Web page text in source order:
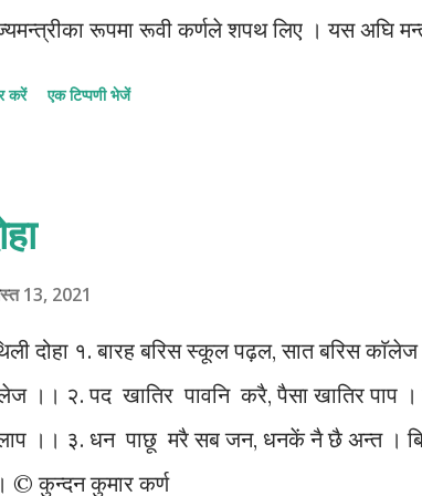
रूपमा रूवी कर्णले शपथ लिए । यस अघि
शपथ लिने सम्बन्धी अध्यादेश ल्याउने
शपथ लिने र शपथ ग्रहण पत्र मैथिलीमै हुनुपर्ने
तय भएको शपथ ग्रहण ४ बजेपछि मात्र शुरु भएको
राजेश झालाई मैथिली भाषामा लेखिएको
मैथिलीप्रतिको प्रेम र लगाव देखाएर प्रदेश नं.२...
करें एक टिप्पणी भेजें
13, 2021
दोहा १. बारह बरिस स्कूल पढ़ल, सात बरिस
।। २. पद खातिर पावनि करै, पैसा खातिर
।। ३. धन पाछू मरै सब जन, धनकें नै छै अन्त ।
© कुन्दन कुमार कर्ण